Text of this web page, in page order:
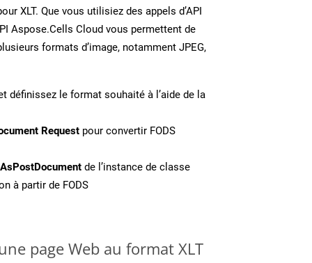
XLT. Que vous utilisiez des appels d’API
Aspose.Cells Cloud vous permettent de
formats d’image, notamment JPEG,
définissez le format souhaité à l’aide de la
Request pour convertir FODS
de l’instance de classe
à partir de FODS
page Web au format XLT